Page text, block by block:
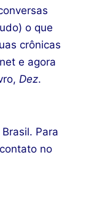
o que
crônicas
e agora
Dez.
Para
no